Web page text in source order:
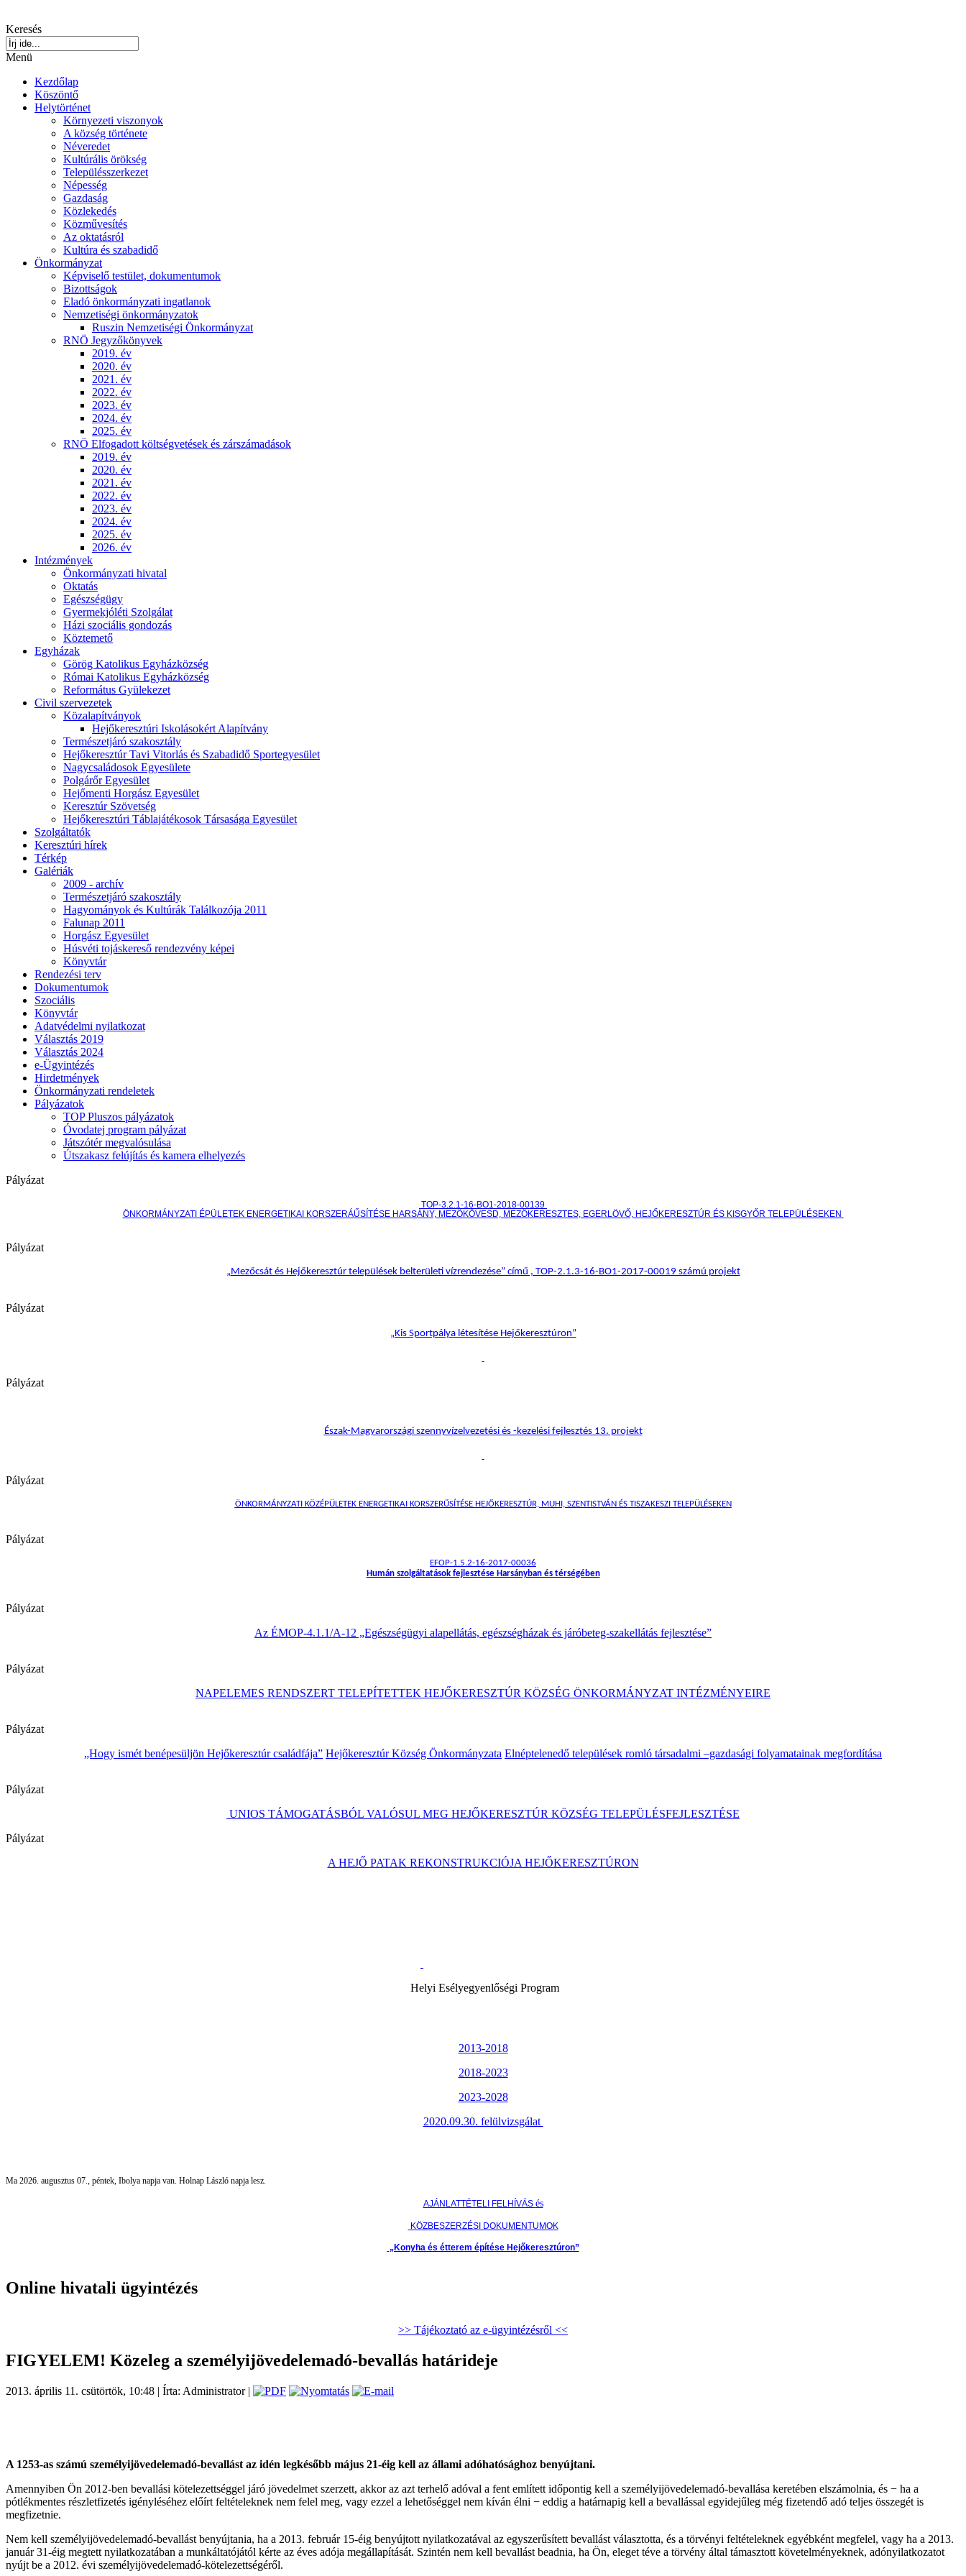
Keresés
Menü
Kezdőlap
Köszöntő
Helytörténet
Környezeti viszonyok
A község története
Néveredet
Kultúrális örökség
Településszerkezet
Népesség
Gazdaság
Közlekedés
Közművesítés
Az oktatásról
Kultúra és szabadidő
Önkormányzat
Képviselő testület, dokumentumok
Bizottságok
Eladó önkormányzati ingatlanok
Nemzetiségi önkormányzatok
Ruszin Nemzetiségi Önkormányzat
RNÖ Jegyzőkönyvek
2019. év
2020. év
2021. év
2022. év
2023. év
2024. év
2025. év
RNÖ Elfogadott költségvetések és zárszámadások
2019. év
2020. év
2021. év
2022. év
2023. év
2024. év
2025. év
2026. év
Intézmények
Önkormányzati hivatal
Oktatás
Egészségügy
Gyermekjóléti Szolgálat
Házi szociális gondozás
Köztemető
Egyházak
Görög Katolikus Egyházközség
Római Katolikus Egyházközség
Református Gyülekezet
Civil szervezetek
Közalapítványok
Hejőkeresztúri Iskolásokért Alapítvány
Természetjáró szakosztály
Hejőkeresztúr Tavi Vitorlás és Szabadidő Sportegyesület
Nagycsaládosok Egyesülete
Polgárőr Egyesület
Hejőmenti Horgász Egyesület
Keresztúr Szövetség
Hejőkeresztúri Táblajátékosok Társasága Egyesület
Szolgáltatók
Keresztúri hírek
Térkép
Galériák
2009 - archív
Természetjáró szakosztály
Hagyományok és Kultúrák Találkozója 2011
Falunap 2011
Horgász Egyesület
Húsvéti tojáskereső rendezvény képei
Könyvtár
Rendezési terv
Dokumentumok
Szociális
Könyvtár
Adatvédelmi nyilatkozat
Választás 2019
Választás 2024
e-Ügyintézés
Hirdetmények
Önkormányzati rendeletek
Pályázatok
TOP Pluszos pályázatok
Óvodatej program pályázat
Játszótér megvalósulása
Útszakasz felújítás és kamera elhelyezés
Pályázat
TOP-3.2.1-16-BO1-2018-00139
ÖNKORMÁNYZATI ÉPÜLETEK ENERGETIKAI KORSZERÁŰSÍTÉSE HARSÁNY, MEZŐKÖVESD, MEZŐKERESZTES, EGERLÖVŐ, HEJŐKERESZTÚR ÉS KISGYŐR TELEPÜLÉSEKEN
Pályázat
„Mezőcsát és Hejőkeresztúr települések belterületi vízrendezése” című , TOP-2.1.3-16-BO1-2017-00019 számú projekt
Pályázat
„Kis Sportpálya létesítése Hejőkeresztúron”
Pályázat
Észak-Magyarországi szennyvízelvezetési és -kezelési fejlesztés 13. projekt
Pályázat
ÖNKORMÁNYZATI KÖZÉPÜLETEK ENERGETIKAI KORSZERŰSÍTÉSE HEJŐKERESZTÚR, MUHI, SZENTISTVÁN ÉS TISZAKESZI TELEPÜLÉSEKEN
Pályázat
EFOP-1.5.2-16-2017-00036
Humán szolgáltatások fejlesztése Harsányban és térségében
Pályázat
Az ÉMOP-4.1.1/A-12 „Egészségügyi alapellátás, egészségházak és járóbeteg-szakellátás fejlesztése”
Pályázat
NAPELEMES RENDSZERT TELEPÍTETTEK HEJŐKERESZTÚR KÖZSÉG ÖNKORMÁNYZAT INTÉZMÉNYEIRE
Pályázat
„Hogy ismét benépesüljön Hejőkeresztúr családfája” Hejőkeresztúr Község Önkormányzata Elnéptelenedő települések romló társadalmi –gazdasági folyamatainak megfordítása
Pályázat
UNIOS TÁMOGATÁSBÓL VALÓSUL MEG HEJŐKERESZTÚR KÖZSÉG TELEPÜLÉSFEJLESZTÉSE
Pályázat
A HEJŐ PATAK REKONSTRUKCIÓJA HEJŐKERESZTÚRON
Helyi Esélyegyenlőségi Program
2013-2018
2018-2023
2023-2028
2020.09.30. felülvizsgálat
Ma 2026. augusztus 07., péntek, Ibolya napja van. Holnap László napja lesz.
AJÁNLATTÉTELI FELHÍVÁS és
KÖZBESZERZÉSI DOKUMENTUMOK
„Konyha és étterem építése Hejőkeresztúron”
Online hivatali ügyintézés
>> Tájékoztató az e-ügyintézésről <<
FIGYELEM! Közeleg a személyijövedelemadó-bevallás határideje
2013. április 11. csütörtök, 10:48 | Írta: Administrator |
A 1253-as számú személyijövedelemadó-bevallást az idén legkésőbb május 21-éig kell az állami adóhatósághoz benyújtani.
Amennyiben Ön 2012-ben bevallási kötelezettséggel járó jövedelmet szerzett, akkor az azt terhelő adóval a fent említett időpontig kell a személyijövedelemadó-bevallása keretében elszámolnia, és − ha a
pótlékmentes részletfizetés igényléséhez előírt feltételeknek nem felel meg, vagy ezzel a lehetőséggel nem kíván élni − eddig a határnapig kell a bevallással egyidejűleg még fizetendő adó teljes összegét is
megfizetnie.
Nem kell személyijövedelemadó-bevallást benyújtania, ha a 2013. február 15-éig benyújtott nyilatkozatával az egyszerűsített bevallást választotta, és a törvényi feltételeknek egyébként megfelel, vagy ha a 2013.
január 31-éig megtett nyilatkozatában a munkáltatójától kérte az éves adója megállapítását. Szintén nem kell bevallást beadnia, ha Ön, eleget téve a törvény által támasztott követelményeknek, adónyilatkozatot
nyújt be a 2012. évi személyijövedelemadó-kötelezettségéről.